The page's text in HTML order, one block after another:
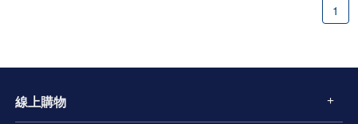
1
線上購物